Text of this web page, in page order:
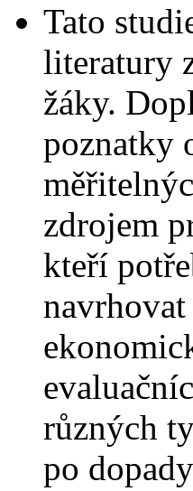
Tato
literatury
žáky.
poznatky
zdrojem
kteří
různých
po